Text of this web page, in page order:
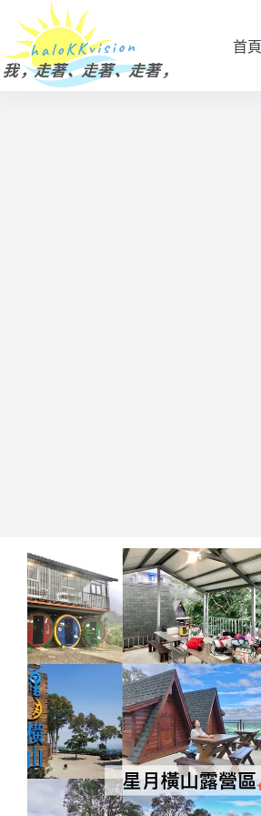
主
要
首頁